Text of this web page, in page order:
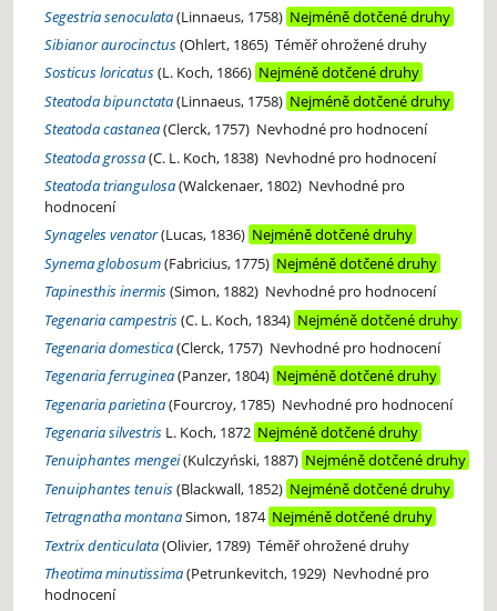
Segestria senoculata(Linnaeus, 1758) Nejméně dotčené druhy
Sibianor aurocinctus(Ohlert, 1865) Téměř ohrožené druhy
Sosticus loricatus(L. Koch, 1866) Nejméně dotčené druhy
Steatoda bipunctata(Linnaeus, 1758) Nejméně dotčené druhy
Steatoda castanea(Clerck, 1757) Nevhodné pro hodnocení
Steatoda grossa(C. L. Koch, 1838) Nevhodné pro hodnocení
Steatoda triangulosa(Walckenaer, 1802) Nevhodné pro
hodnocení
Synageles venator(Lucas, 1836) Nejméně dotčené druhy
Synema globosum(Fabricius, 1775) Nejméně dotčené druhy
Tapinesthis inermis(Simon, 1882) Nevhodné pro hodnocení
Tegenaria campestris(C. L. Koch, 1834) Nejméně dotčené druhy
Tegenaria domestica(Clerck, 1757) Nevhodné pro hodnocení
Tegenaria ferruginea(Panzer, 1804) Nejméně dotčené druhy
Tegenaria parietina(Fourcroy, 1785) Nevhodné pro hodnocení
Tegenaria silvestris L. Koch, 1872 Nejméně dotčené druhy
Tenuiphantes mengei(Kulczyński, 1887) Nejméně dotčené druhy
Tenuiphantes tenuis(Blackwall, 1852) Nejméně dotčené druhy
Tetragnatha montanaSimon, 1874 Nejméně dotčené druhy
Textrix denticulata(Olivier, 1789) Téměř ohrožené druhy
Theotima minutissima(Petrunkevitch, 1929) Nevhodné pro
hodnocení